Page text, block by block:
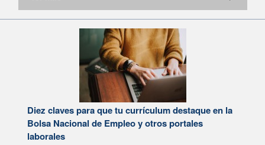
Diez claves para que tu currículum destaque en la
Bolsa Nacional de Empleo y otros portales
laborales